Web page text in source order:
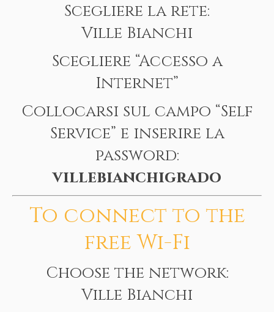
Scegliere la rete:
Ville Bianchi
Scegliere “Accesso a
Internet”
Collocarsi sul campo “Self
Service” e inserire la
password:
villebianchigrado
To connect to the
free Wi-Fi
Choose the network:
Ville Bianchi